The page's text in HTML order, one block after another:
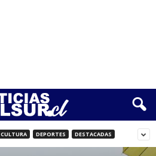
CULTURA DEPORTES DESTACADAS